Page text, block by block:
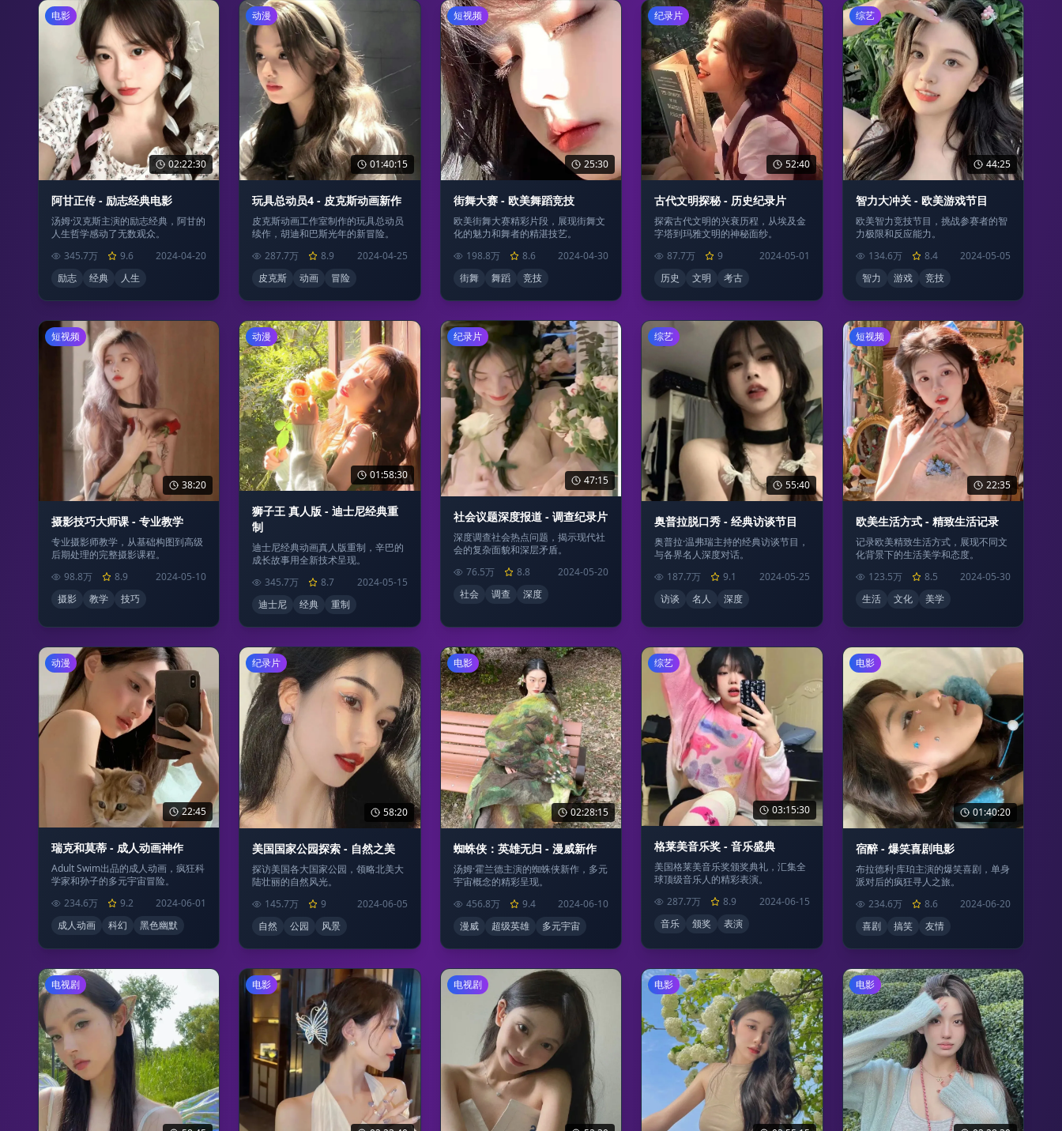
02:22:30
电影
阿甘正传 - 励志经典电影
汤姆·汉克斯主演的励志经典，阿甘的
人生哲学感动了无数观众。
345.7万
9.6
2024-04-20
励志
经典 人生
01:40:15
动漫
玩具总动员4 - 皮克斯动画新作
皮克斯动画工作室制作的玩具总动员
续作，胡迪和巴斯光年的新冒险。
287.7万
8.9
2024-04-25
皮克斯
动画 冒险
25:30
短视频
街舞大赛 - 欧美舞蹈竞技
欧美街舞大赛精彩片段，展现街舞文
化的魅力和舞者的精湛技艺。
198.8万
8.6
2024-04-30
街舞
舞蹈 竞技
52:40
纪录片
古代文明探秘 - 历史纪录片
探索古代文明的兴衰历程，从埃及金
字塔到玛雅文明的神秘面纱。
87.7万
9
2024-05-01
历史
文明 考古
44:25
综艺
智力大冲关 - 欧美游戏节目
欧美智力竞技节目，挑战参赛者的智
力极限和反应能力。
134.6万
8.4
2024-05-05
智力
游戏 竞技
38:20
短视频
摄影技巧大师课 - 专业教学
专业摄影师教学，从基础构图到高级
后期处理的完整摄影课程。
98.8万
8.9
2024-05-10
摄影
教学 技巧
01:58:30
动漫
狮子王 真人版 - 迪士尼经典重
制
迪士尼经典动画真人版重制，辛巴的
成长故事用全新技术呈现。
345.7万
8.7
2024-05-15
迪士尼
经典 重制
47:15
纪录片
社会议题深度报道 - 调查纪录片
深度调查社会热点问题，揭示现代社
会的复杂面貌和深层矛盾。
76.5万
8.8
2024-05-20
社会
调查 深度
55:40
综艺
奥普拉脱口秀 - 经典访谈节目
奥普拉·温弗瑞主持的经典访谈节目，
与各界名人深度对话。
187.7万
9.1
2024-05-25
访谈
名人 深度
22:35
短视频
欧美生活方式 - 精致生活记录
记录欧美精致生活方式，展现不同文
化背景下的生活美学和态度。
123.5万
8.5
2024-05-30
生活
文化 美学
22:45
动漫
瑞克和莫蒂 - 成人动画神作
Adult Swim出品的成人动画，疯狂科
学家和孙子的多元宇宙冒险。
234.6万
9.2
2024-06-01
成人动画
科幻 黑色幽默
58:20
纪录片
美国国家公园探索 - 自然之美
探访美国各大国家公园，领略北美大
陆壮丽的自然风光。
145.7万
9
2024-06-05
自然
公园 风景
02:28:15
电影
蜘蛛侠：英雄无归 - 漫威新作
汤姆·霍兰德主演的蜘蛛侠新作，多元
宇宙概念的精彩呈现。
456.8万
9.4
2024-06-10
漫威
超级英雄 多元宇宙
03:15:30
综艺
格莱美音乐奖 - 音乐盛典
美国格莱美音乐奖颁奖典礼，汇集全
球顶级音乐人的精彩表演。
287.7万
8.9
2024-06-15
音乐
颁奖 表演
01:40:20
电影
宿醉 - 爆笑喜剧电影
布拉德利·库珀主演的爆笑喜剧，单身
派对后的疯狂寻人之旅。
234.6万
8.6
2024-06-20
喜剧
搞笑 友情
电视剧 电影 电视剧 电影 电影